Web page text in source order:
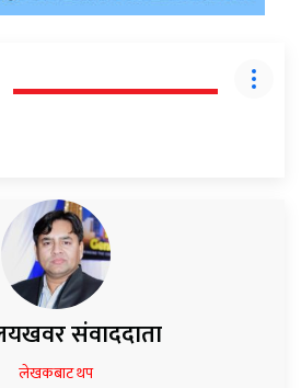
संवाददाता
लेखकबाट थप